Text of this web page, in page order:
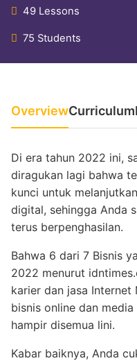
49 Lessons
75 Students
OverviewCurriculum
Di era tahun 2022 ini,
diragukan lagi bahwa
kunci untuk
digital, sehingga Anda
terus berpenghasilan.
Bahwa 6 dari 7 Bisnis
2022 menurut
karier dan jasa
bisnis online dan
hampir disemua lini.
Kabar baiknya, Anda